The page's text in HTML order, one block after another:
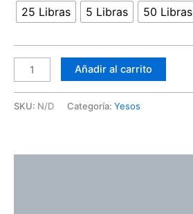
25 Libras 5 Libras 50 Libras
Añadir al carrito
SKU: N/D Categoría: Yesos